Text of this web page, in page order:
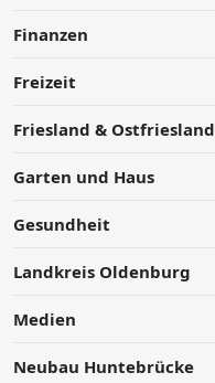
Finanzen
Freizeit
Friesland & Ostfriesland
Garten und Haus
Gesundheit
Landkreis Oldenburg
Medien
Neubau Huntebrücke